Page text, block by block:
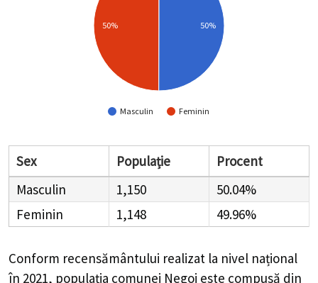
Masculin Feminin
50% 50%
Sex Populație
Procent
Masculin
1,150
50.04%
Feminin
1,148 49.96%
Conform recensământului realizat la nivel național
în 2021, populația comunei Negoi este compusă din